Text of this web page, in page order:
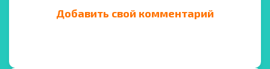
Добавить свой комментарий